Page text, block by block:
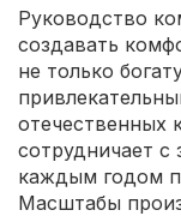
Руководство
создавать
не только
отечественных
сотрудничает с
каждым годом
Масштабы